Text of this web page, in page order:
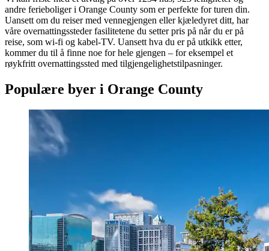
andre ferieboliger i Orange County som er perfekte for turen din.
Uansett om du reiser med vennegjengen eller kjæledyret ditt, har
våre overnattingssteder fasilitetene du setter pris på når du er på
reise, som wi-fi og kabel-TV. Uansett hva du er på utkikk etter,
kommer du til å finne noe for hele gjengen – for eksempel et
røykfritt overnattingssted med tilgjengelighetstilpasninger.
Populære byer i Orange County